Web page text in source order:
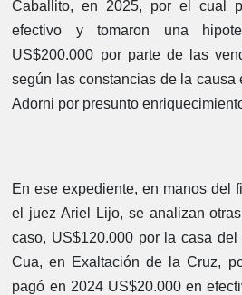
Caballito, en 2025, por el cual
efectivo y tomaron una
US$200.000 por parte de las
según las constancias de la causa
Adorni por presunto
En ese expediente, en manos del
el juez Ariel Lijo, se analizan
caso, US$120.000 por la casa
Cua, en Exaltación de la Cruz,
pagó en 2024 US$20.000 en